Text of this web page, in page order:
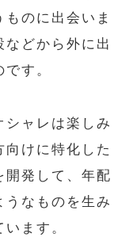
のに出会いま
などから外に出
す。
ャレは楽しみ
けに特化した
開発して、年配
なものを生み
ます。